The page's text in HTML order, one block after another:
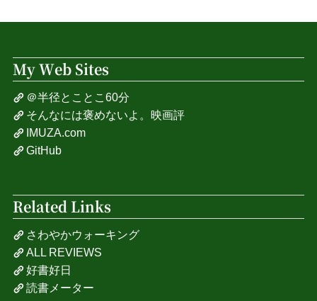
My Web Sites
＠半径とことこ60分
そんなには褒めないよ。映画評
IMUZA.com
GitHub
Related Links
さわやかウォーキング
ALL REVIEWS
好書好日
読書メーター